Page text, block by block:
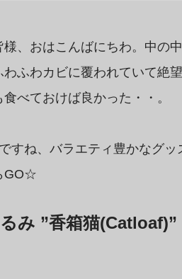
、おはこんばにちわ。中の
ふわカビに覆われていて絶
べておけば良かった・・。
すね、バラエティ豊かなグッ
GO☆
み ”香箱猫(Catloaf)”